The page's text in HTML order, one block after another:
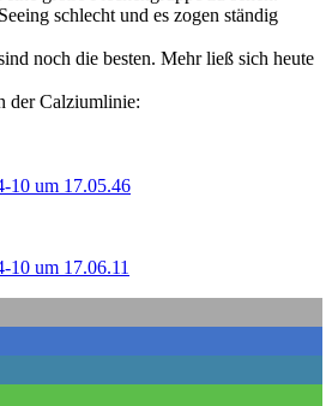
schlecht und es zogen ständig
noch die besten. Mehr ließ sich heute
der Calziumlinie: